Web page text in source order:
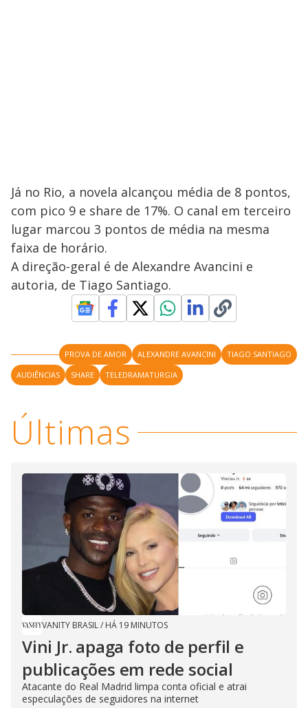
Já no Rio, a novela alcançou média de 8 pontos,
com pico 9 e share de 17%. O canal em terceiro
lugar marcou 3 pontos de média na mesma
faixa de horário.
A direção-geral é de Alexandre Avancini e
autoria, de Tiago Santiago.
PROVA DE AMOR ALEXANDRE AVANCINI
TIAGO SANTIAGO
AUDIÊNCIAS
SHARE TELEDRAMATURGIA
Últimas
VANITY BRASIL/ HÁ 19 MINUTOS
Vini Jr. apaga foto de perfil e
publicações em rede social
Atacante do Real Madrid limpa conta oficial e atrai
especulações de seguidores na internet